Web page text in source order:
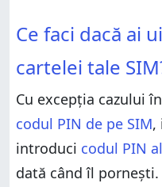
Unde introduci codul
Cum introduci codul
Ai fost nevoit să
debloca cartela SIM
Ce faci dacă ai
cartelei tale
Cu excepția cazului
codul PIN de pe SIM,
introduci codul PIN
dată când îl